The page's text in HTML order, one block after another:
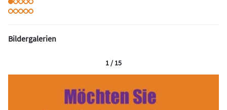
Bildergalerien
1 / 15